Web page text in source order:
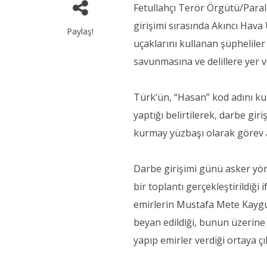
Paylaş!
Fetullahçı Terör Örgütü/
girişimi sırasında Akıncı
uçaklarını kullanan
savunmasına ve delillere yer
Türk’ün, “Hasan” kod adını
yaptığı belirtilerek, darbe
kurmay yüzbaşı olarak görev
Darbe girişimi günü asker
bir toplantı gerçekleştirildiği
emirlerin Mustafa Mete
beyan edildiği, bunun
yapıp emirler verdiği ortaya